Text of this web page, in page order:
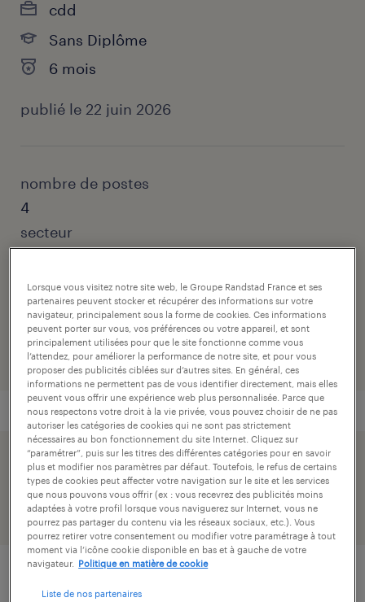
cdd
Sans Diplôme
6 mois
publié le 22 juin 2026
nombre de postes
4
secteur
numéro de référence
001-HAU-R000477_01R
postuler simplement avec votre profil linkedin.
Lorsque vous visitez notre site web, le Groupe Randstad France et ses
partenaires peuvent stocker et récupérer des informations sur votre
navigateur, principalement sous la forme de cookies. Ces informations
peuvent porter sur vous, vos préférences ou votre appareil, et sont
principalement utilisées pour que le site fonctionne comme vous
l’attendez, pour améliorer la performance de notre site, et pour vous
proposer des publicités ciblées sur d’autres sites. En général, ces
informations ne permettent pas de vous identifier directement, mais elles
peuvent vous offrir une expérience web plus personnalisée. Parce que
nous respectons votre droit à la vie privée, vous pouvez choisir de ne pas
autoriser les catégories de cookies qui ne sont pas strictement
nécessaires au bon fonctionnement du site Internet. Cliquez sur
“paramétrer”, puis sur les titres des différentes catégories pour en savoir
plus et modifier nos paramètres par défaut. Toutefois, le refus de certains
types de cookies peut affecter votre navigation sur le site et les services
que nous pouvons vous offrir (ex : vous recevrez des publicités moins
adaptées à votre profil lorsque vous naviguerez sur Internet, vous ne
pourrez pas partager du contenu via les réseaux sociaux, etc.). Vous
pourrez retirer votre consentement ou modifier votre paramétrage à tout
moment via l’icône cookie disponible en bas et à gauche de votre
navigateur.
Politique en matière de cookie
Liste de nos partenaires